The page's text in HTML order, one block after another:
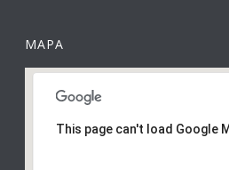
MAPA
This page can't load Google